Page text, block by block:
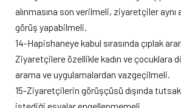
alınmasına son verilmeli, ziyaretçiler
görüş yapabilmeli.
14-Hapishaneye kabul sırasında çıplak
Ziyaretçilere özellikle kadın ve çocuklara
arama ve uygulamalardan vazgeçilmeli.
15-Ziyaretçilerin görüşçüsü dışında